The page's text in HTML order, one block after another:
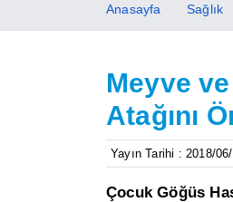
Anasayfa Sağlık
Meyve
Atağını
Yayın Tarihi : 2018/
Çocuk Göğüs